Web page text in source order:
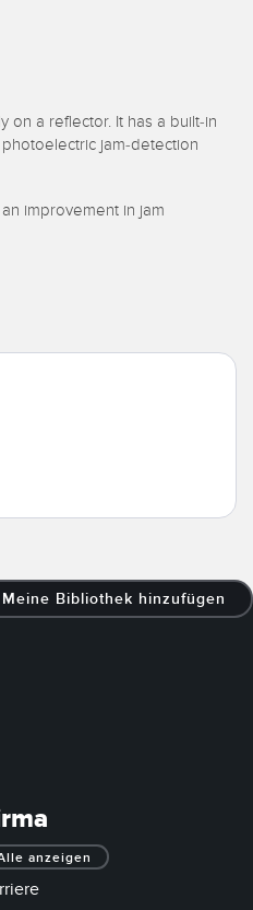
a reflector. It has a built-in
jam-detection
improvement in jam
Bibliothek hinzufügen
anzeigen